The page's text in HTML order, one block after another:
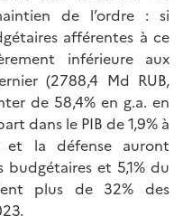
de l’ordre : si
afférentes à ce
inférieure aux
(2788,4 Md RUB,
de 58,4% en g.a. en
dans le PIB de 1,9% à
la défense auront
budgétaires et 5,1% du
plus de 32% des